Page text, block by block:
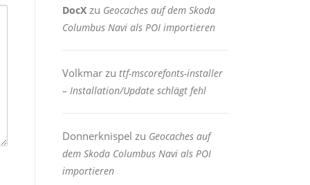
DocX zu Geocaches auf dem Skoda
Columbus Navi als POI importieren
Volkmar zu ttf-mscorefonts-installer
– Installation/Update schlägt fehl
Donnerknispel zu Geocaches auf
dem Skoda Columbus Navi als POI
importieren